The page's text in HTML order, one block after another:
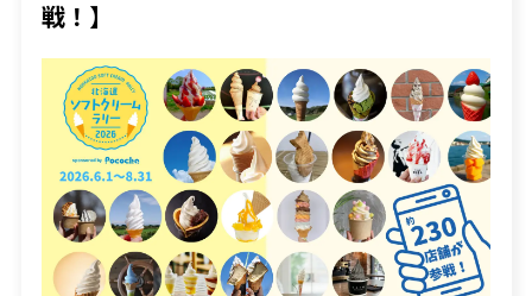
戦！】